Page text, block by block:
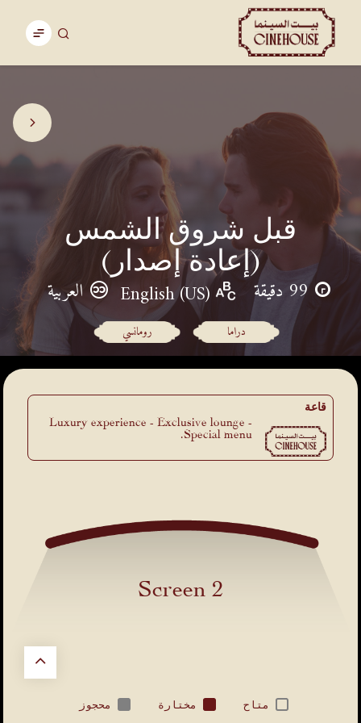
قبل شروق الشمس
(إعادة إصدار)
99 دقيقة English (US) العربية
دراما رومانسي
قاعة
Luxury experience - Exclusive lounge -
Special menu.
Screen 2
متاح مختارة محجوز